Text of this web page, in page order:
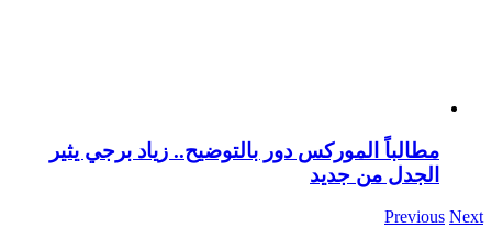
مطالباً الموركس دور بالتوضيح.. زياد برجي يثير
الجدل من جديد
Previous Next